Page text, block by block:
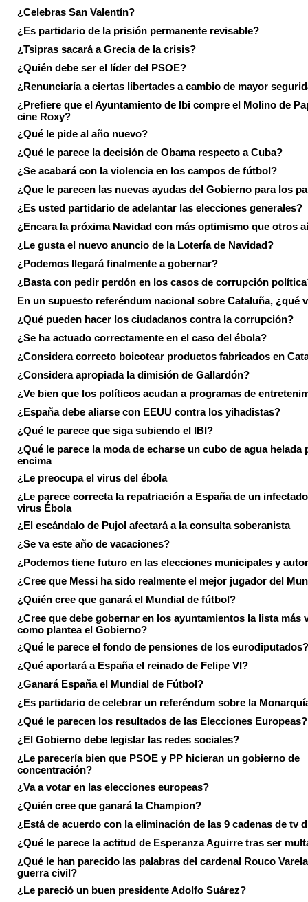
¿Celebras San Valentín?
¿Es partidario de la prisión permanente revisable?
¿Tsipras sacará a Grecia de la crisis?
¿Quién debe ser el líder del PSOE?
¿Renunciaría a ciertas libertades a cambio de mayor
¿Prefiere que el Ayuntamiento de Ibi compre el Molino de
cine Roxy?
¿Qué le pide al año nuevo?
¿Qué le parece la decisión de Obama respecto a Cuba?
¿Se acabará con la violencia en los campos de fútbol?
¿Que le parecen las nuevas ayudas del Gobierno para los
¿Es usted partidario de adelantar las elecciones generales?
¿Encara la próxima Navidad con más optimismo que otros
¿Le gusta el nuevo anuncio de la Lotería de Navidad?
¿Podemos llegará finalmente a gobernar?
¿Basta con pedir perdón en los casos de corrupción
En un supuesto referéndum nacional sobre Cataluña, ¿qué
¿Qué pueden hacer los ciudadanos contra la corrupción?
¿Se ha actuado correctamente en el caso del ébola?
¿Considera correcto boicotear productos fabricados en
¿Considera apropiada la dimisión de Gallardón?
¿Ve bien que los políticos acudan a programas de
¿España debe aliarse con EEUU contra los yihadistas?
¿Qué le parece que siga subiendo el IBI?
¿Qué le parece la moda de echarse un cubo de agua helada
encima
¿Le preocupa el virus del ébola
¿Le parece correcta la repatriación a España de un
virus Ébola
¿El escándalo de Pujol afectará a la consulta soberanista
¿Se va este año de vacaciones?
¿Podemos tiene futuro en las elecciones municipales y
¿Cree que Messi ha sido realmente el mejor jugador del
¿Quién cree que ganará el Mundial de fútbol?
¿Cree que debe gobernar en los ayuntamientos la lista más
como plantea el Gobierno?
¿Qué le parece el fondo de pensiones de los eurodiputados?
¿Qué aportará a España el reinado de Felipe VI?
¿Ganará España el Mundial de Fútbol?
¿Es partidario de celebrar un referéndum sobre la
¿Qué le parecen los resultados de las Elecciones Europeas?
¿El Gobierno debe legislar las redes sociales?
¿Le parecería bien que PSOE y PP hicieran un gobierno de
concentración?
¿Va a votar en las elecciones europeas?
¿Quién cree que ganará la Champion?
¿Está de acuerdo con la eliminación de las 9 cadenas de tv
¿Qué le parece la actitud de Esperanza Aguirre tras ser
¿Qué le han parecido las palabras del cardenal Rouco
guerra civil?
¿Le pareció un buen presidente Adolfo Suárez?